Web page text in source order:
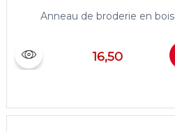
Anneau de broderie en bois
16,50